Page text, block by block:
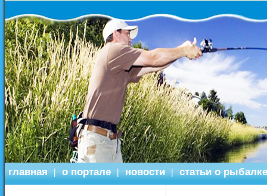
главная | о портале | новости | статьи о рыбалке